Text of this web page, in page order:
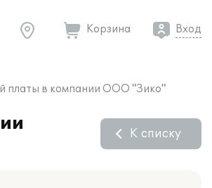
Корзина Вход
платы в компании ООО "Зико"
К списку